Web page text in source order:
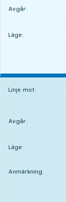
Avgår:
Läge:
LÄGE,
,
Linje mot:
Avgår:
Läge:
LÄGE,
,
Anmärkning: